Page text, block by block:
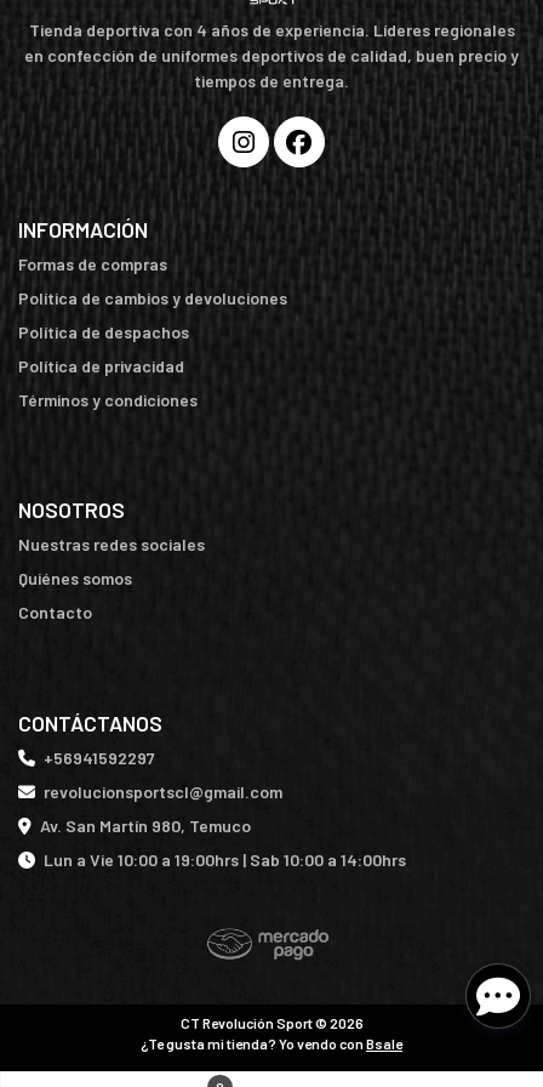
Tienda deportiva con 4 años de experiencia. Líderes regionales
en confección de uniformes deportivos de calidad, buen precio y
tiempos de entrega.
INFORMACIÓN
Formas de compras
Política de cambios y devoluciones
Política de despachos
Política de privacidad
Términos y condiciones
NOSOTROS
Nuestras redes sociales
Quiénes somos
Contacto
CONTÁCTANOS
+56941592297
revolucionsportscl@gmail.com
Av. San Martín 980, Temuco
Lun a Vie 10:00 a 19:00hrs | Sab 10:00 a 14:00hrs
CT Revolución Sport © 2026
¿Te gusta mi tienda? Yo vendo conBsale